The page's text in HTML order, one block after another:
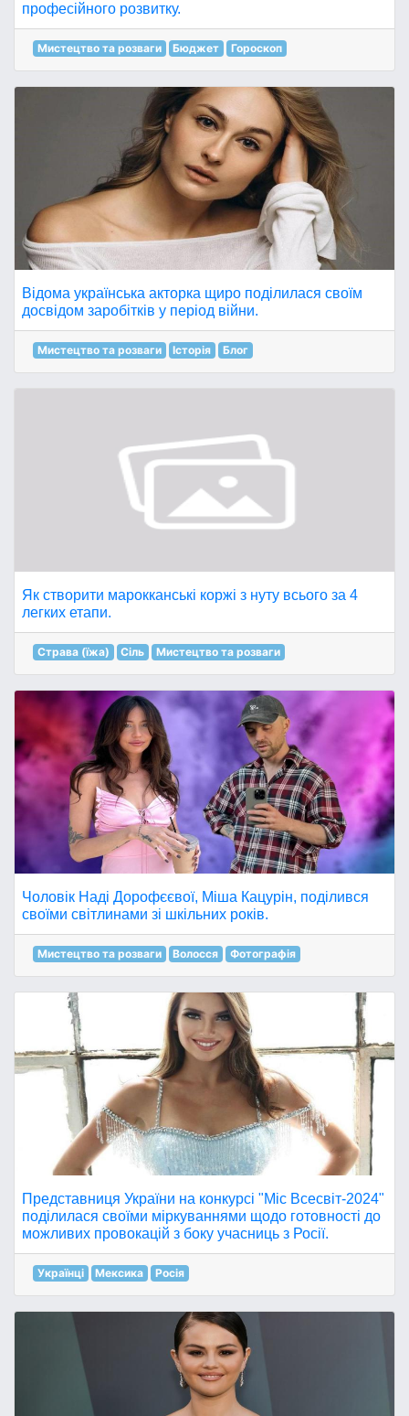
професійного розвитку.
Мистецтво та розваги Бюджет Гороскоп
Відома українська акторка щиро поділилася своїм
досвідом заробітків у період війни.
Мистецтво та розваги Історія Блог
Як створити марокканські коржі з нуту всього за 4
легких етапи.
Страва (їжа) Сіль Мистецтво та розваги
Чоловік Наді Дорофєєвої, Міша Кацурін, поділився
своїми світлинами зі шкільних років.
Мистецтво та розваги Волосся Фотографія
Представниця України на конкурсі "Міс Всесвіт-2024"
поділилася своїми міркуваннями щодо готовності до
можливих провокацій з боку учасниць з Росії.
Українці Мексика Росія